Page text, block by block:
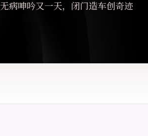
无病呻吟又一天，闭门造车创奇迹